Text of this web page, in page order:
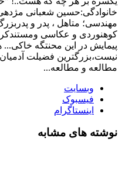
خانوادگی:حسین شعبانی
مهندسی؛ متاهل ، پدر و
کوهنوردی و عکاسی
پیمایش در این محنتگه خاکی...
نیست،بزرگترین فضیلت
مطالعه و مطالعه...
وبسایت
فیسبوک
اینستاگرام
نوشته های مشابه